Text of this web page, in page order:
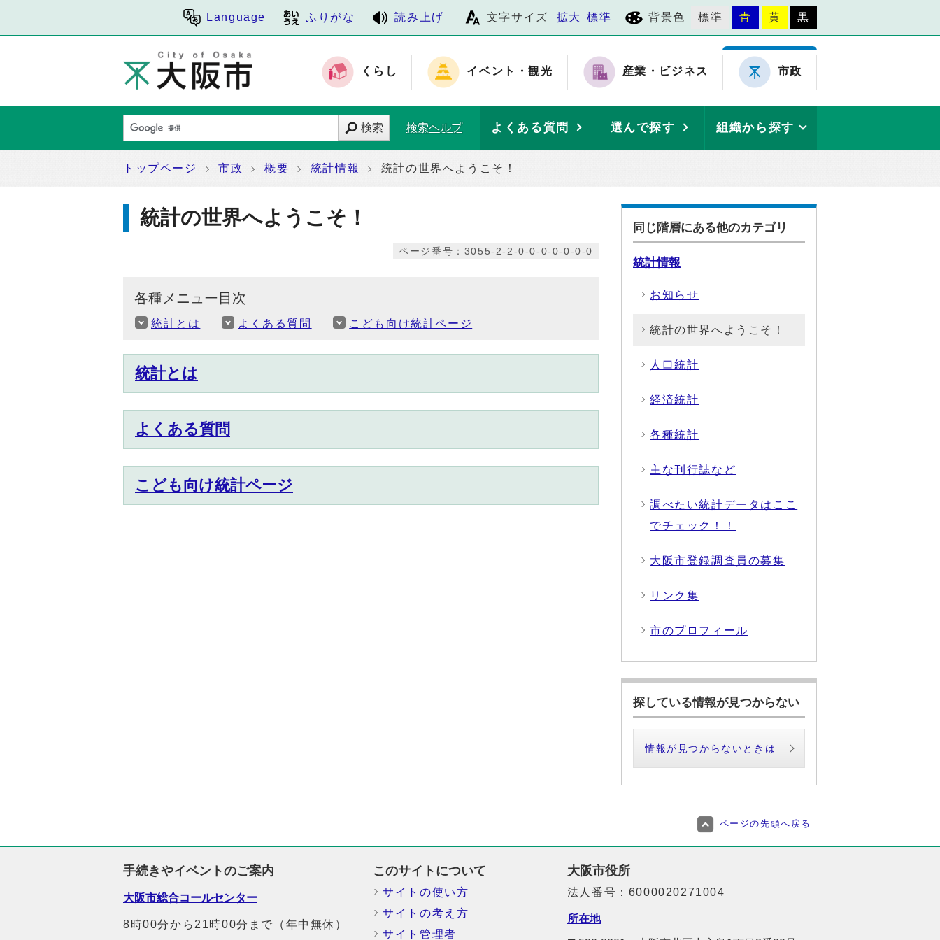
Language ふりがな 読み上げ 文字サイズ 拡大 標準 背景色 標準 青 黄 黒
くらし イベント・観光 産業・ビジネス 市政
検索 検索ヘルプ よくある質問 選んで探す 組織から探す
トップページ 市政 概要 統計情報 統計の世界へようこそ！
統計の世界へようこそ！
ページ番号：3055-2-2-0-0-0-0-0-0-0
各種メニュー目次
統計とは よくある質問 こども向け統計ページ
統計とは
よくある質問
こども向け統計ページ
同じ階層にある他のカテゴリ
統計情報
お知らせ
統計の世界へようこそ！
人口統計
経済統計
各種統計
主な刊行誌など
調べたい統計データはここ
でチェック！！
大阪市登録調査員の募集
リンク集
市のプロフィール
探している情報が見つからない
情報が見つからないときは
ページの先頭へ戻る
手続きやイベントのご案内
大阪市総合コールセンター
8時00分から21時00分まで（年中無休）
このサイトについて
サイトの使い方
サイトの考え方
サイト管理者
大阪市役所
法人番号：6000020271004
所在地